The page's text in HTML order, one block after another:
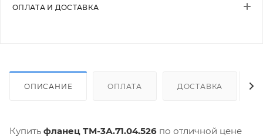
ОПЛАТА И ДОСТАВКА
ОПИСАНИЕ ОПЛАТА ДОСТАВКА
Купить фланец ТМ-3А.71.04.526 по отличной цене